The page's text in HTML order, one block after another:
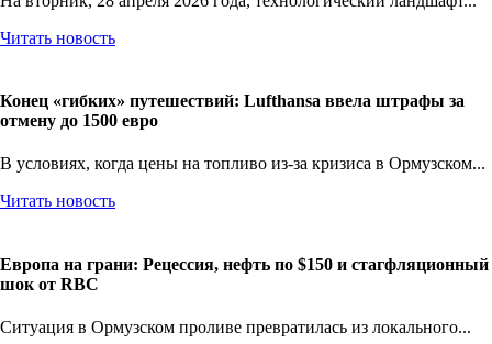
Читать новость
Конец «гибких» путешествий: Lufthansa ввела штрафы за
отмену до 1500 евро
В условиях, когда цены на топливо из-за кризиса в Ормузском...
Читать новость
Европа на грани: Рецессия, нефть по $150 и стагфляционный
шок от RBC
Ситуация в Ормузском проливе превратилась из локального...